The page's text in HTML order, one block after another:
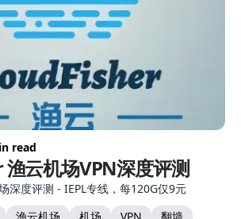
read
云机场VPN深度评测
深度评测 - IEPL专线，每120G仅9元